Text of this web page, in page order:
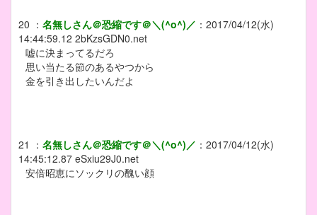
20 ： 名無しさん＠恐縮です＠＼(^o^)／ ： 2017/04/12(水)
14:44:59.12 2bKzsGDN0.net
嘘に決まってるだろ
思い当たる節のあるやつから
金を引き出したいんだよ
21 ： 名無しさん＠恐縮です＠＼(^o^)／ ： 2017/04/12(水)
14:45:12.87 eSxiu29J0.net
安倍昭恵にソックリの醜い顔